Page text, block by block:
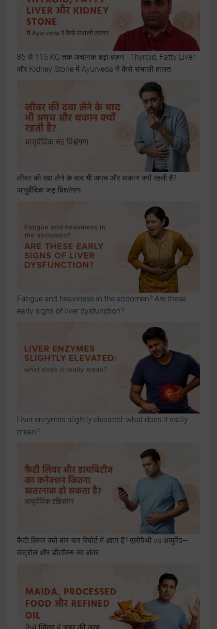
85 से 115 KG तक अचानक बढ़ा वज़न—Thyroid, Fatty Liver
और Kidney Stone में Ayurveda ने कैसे संभाली हालत
लीवर की दवा लेने के बाद भी अपच और थकान क्यों रहती है?
आयुर्वेदिक जड़ विश्लेषण
Fatigue and heaviness in the abdomen? Are these
early signs of liver dysfunction?
Liver enzymes slightly elevated: what does it really
mean?
फैटी लिवर क्यों बार-बार रिपोर्ट में आता है? एलोपैथी vs आयुर्वेद—
कंट्रोल और डीटॉक्स का अंतर